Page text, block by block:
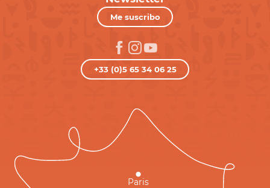
Me suscribo
+33 (0)5 65 34 06 25
Paris